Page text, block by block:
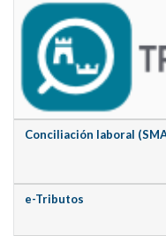
Conciliación laboral
e-Tributos